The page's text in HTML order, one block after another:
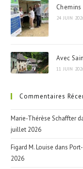
24 JUIN
Avec
11 JUIN
Commentaires
Marie-Thérèse Schaffter
juillet 2026
Figard M. Louise dans
2026